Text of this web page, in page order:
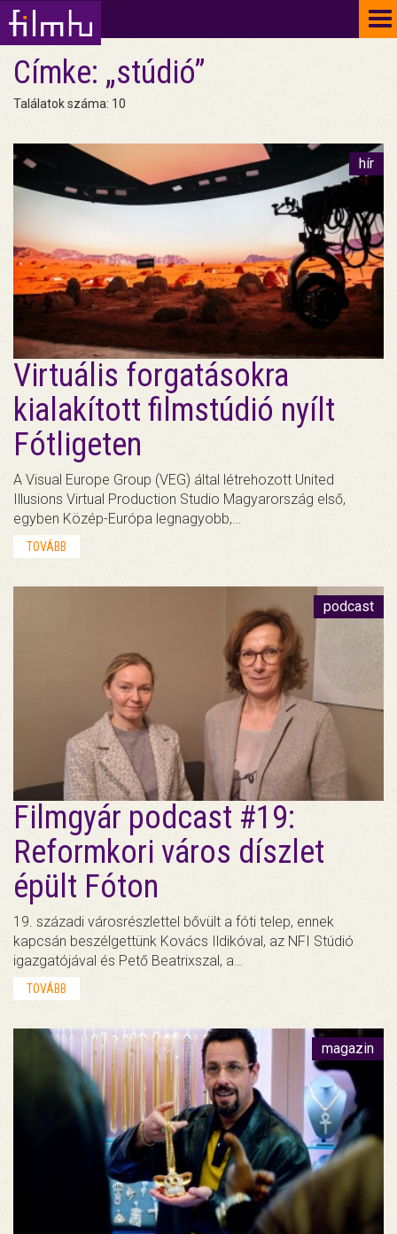
Címke: „stúdió”
Találatok száma: 10
hír
Virtuális forgatásokra
kialakított filmstúdió nyílt
Fótligeten
A Visual Europe Group (VEG) által létrehozott United
Illusions Virtual Production Studio Magyarország első,
egyben Közép-Európa legnagyobb,…
TOVÁBB
podcast
Filmgyár podcast #19:
Reformkori város díszlet
épült Fóton
19. századi városrészlettel bővült a fóti telep, ennek
kapcsán beszélgettünk Kovács Ildikóval, az NFI Stúdió
igazgatójával és Pető Beatrixszal, a…
TOVÁBB
magazin